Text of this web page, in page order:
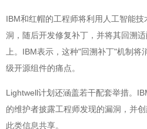
IBM和红帽的工程师将利用人工智能
洞，随后开发修复补丁，并将其回溯
上。IBM表示，这种"回溯补丁"机制
级开源组件的痛点。
Lightwell计划还涵盖若干配套举措。
的维护者披露工程师发现的漏洞，并
此类信息共享。